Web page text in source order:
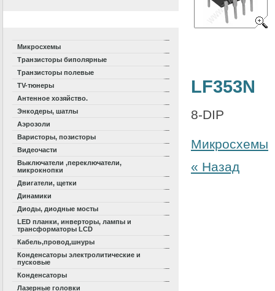
Микросхемы
Транзисторы биполярные
Транзисторы полевые
TV-тюнеры
Антенное хозяйство.
Энкодеры, шатлы
Аэрозоли
Варисторы, позисторы
Видеочасти
Выключатели ,переключатели,
микрокнопки
Двигатели, щетки
Динамики
Диоды, диодные мосты
LED планки, инверторы, лампы и
трансформаторы LCD
Кабель,провод,шнуры
Конденсаторы электролитические и
пусковые
Конденсаторы
Лазерные головки
LF353N
8-DIP
Микросхемы
« Назад